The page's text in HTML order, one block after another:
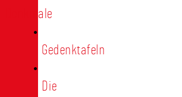
Denkmale
Gedenktafeln
Die